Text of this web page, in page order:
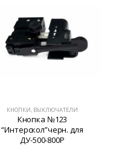
КНОПКИ, ВЫКЛЮЧАТЕЛИ
Кнопка №123
“Интерскол”черн. для
ДУ-500-800Р